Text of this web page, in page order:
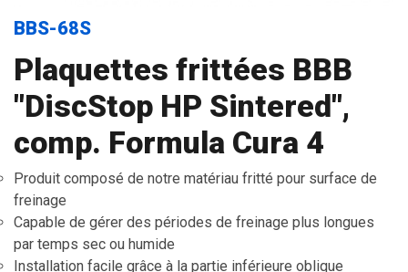
BBS-68S
Plaquettes frittées BBB
"DiscStop HP Sintered",
comp. Formula Cura 4
Produit composé de notre matériau fritté pour surface de
freinage
Capable de gérer des périodes de freinage plus longues
par temps sec ou humide
Installation facile grâce à la partie inférieure oblique